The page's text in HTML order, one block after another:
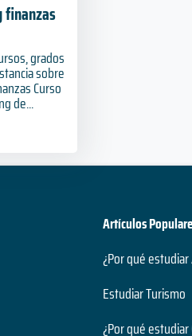
finanzas
grados
sobre
Curso
de...
Artículos
¿Por qué
Estudiar Turismo
¿Por qué